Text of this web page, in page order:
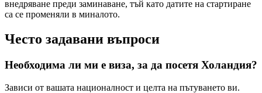
внедряване преди заминаване, тъй като датите на стартиране
са се променяли в миналото.
Често задавани въпроси
Необходима ли ми е виза, за да посетя Холандия?
Зависи от вашата националност и целта на пътуването ви.